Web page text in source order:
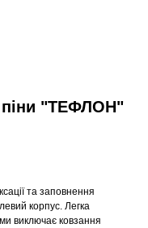
піни "ТЕФЛОН"
та заповнення
корпус. Легка
виключає ковзання